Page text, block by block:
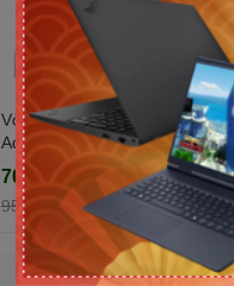
Vỏ Case Máy Tính VSP
Aquanaut Pro Gaming M-ATX
X7 Đen (Dual Chamber / Form
Cube)
700.000₫
950.000₫ -27%